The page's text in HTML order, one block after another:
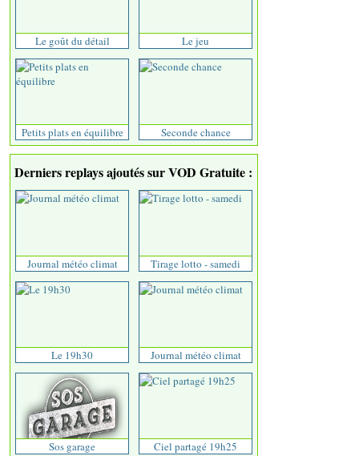
Le goût du détail Le jeu
Petits plats en équilibre Seconde chance
Derniers replays ajoutés sur VOD Gratuite :
Journal météo climat Tirage lotto - samedi
Le 19h30 Journal météo climat
Sos garage Ciel partagé 19h25